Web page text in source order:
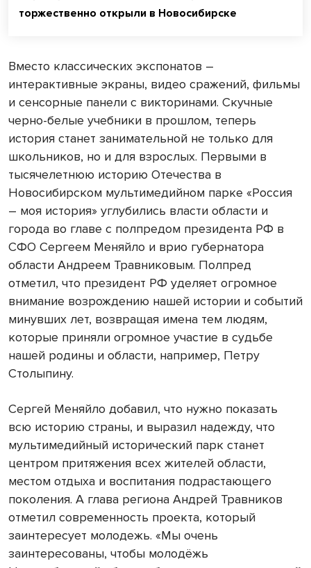
торжественно открыли в Новосибирске
Вместо классических экспонатов –
интерактивные экраны, видео сражений, фильмы
и сенсорные панели с викторинами. Скучные
черно-белые учебники в прошлом, теперь
история станет занимательной не только для
школьников, но и для взрослых. Первыми в
тысячелетнюю историю Отечества в
Новосибирском мультимедийном парке «Россия
– моя история» углубились власти области и
города во главе с полпредом президента РФ в
СФО Сергеем Меняйло и врио губернатора
области Андреем Травниковым. Полпред
отметил, что президент РФ уделяет огромное
внимание возрождению нашей истории и событий
минувших лет, возвращая имена тем людям,
которые приняли огромное участие в судьбе
нашей родины и области, например, Петру
Столыпину.
Сергей Меняйло добавил, что нужно показать
всю историю страны, и выразил надежду, что
мультимедийный исторический парк станет
центром притяжения всех жителей области,
местом отдыха и воспитания подрастающего
поколения. А глава региона Андрей Травников
отметил современность проекта, который
заинтересует молодежь. «Мы очень
заинтересованы, чтобы молодёжь